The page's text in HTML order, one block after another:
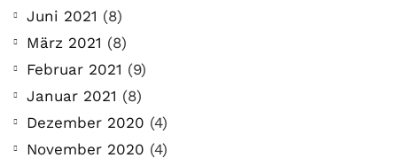
Juni 2021 (8)
März 2021 (8)
Februar 2021 (9)
Januar 2021 (8)
Dezember 2020 (4)
November 2020 (4)